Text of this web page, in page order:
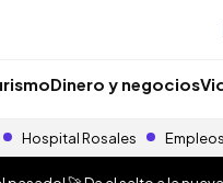
Dinero y negocios
Hospital Rosales